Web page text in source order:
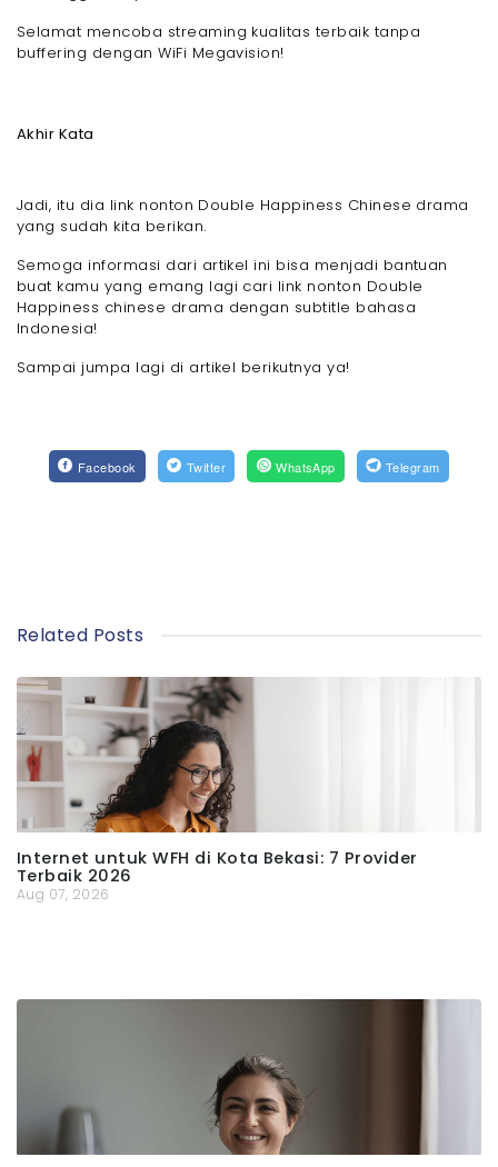
Selamat mencoba streaming kualitas terbaik tanpa
buffering dengan WiFi Megavision!
Akhir Kata
Jadi, itu dia link nonton Double Happiness Chinese drama
yang sudah kita berikan.
Semoga informasi dari artikel ini bisa menjadi bantuan
buat kamu yang emang lagi cari link nonton Double
Happiness chinese drama dengan subtitle bahasa
Indonesia!
Sampai jumpa lagi di artikel berikutnya ya!
Facebook Twitter WhatsApp Telegram
Related Posts
Internet untuk WFH di Kota Bekasi: 7 Provider
Terbaik 2026
Aug 07, 2026